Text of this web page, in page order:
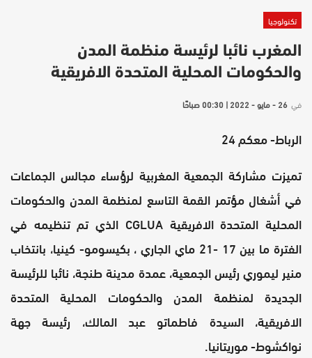
تكنولوجيا
المغرب نائبا لرئيسة منظمة المدن
والحكومات المحلية المتحدة الافريقية
في 26 - مايو - 2022 | 00:30 صباحًا
الرباط- معكم 24
تميزت مشاركة الجمعية المغربية لرؤساء مجالس الجماعات
في أشغال مؤتمر القمة التاسع لمنظمة المدن والحكومات
المحلية المتحدة الافريقية CGLUA الذي تم تنظيمه في
الفترة ما بين 17 -21 ماي الجاري ، بكيسومو- كينيا، بانتخاب
منير ليموري رئيس الجمعية، عمدة مدينة طنجة، نائبا للرئيسة
الجديدة لمنظمة المدن والحكومات المحلية المتحدة
الافريقية، السيدة فاطماتو عبد المالك، رئيسة جهة
نواكشوط- موريتانيا.